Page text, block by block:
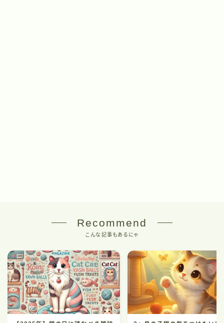
Recommend
こんな記事もあるにゃ